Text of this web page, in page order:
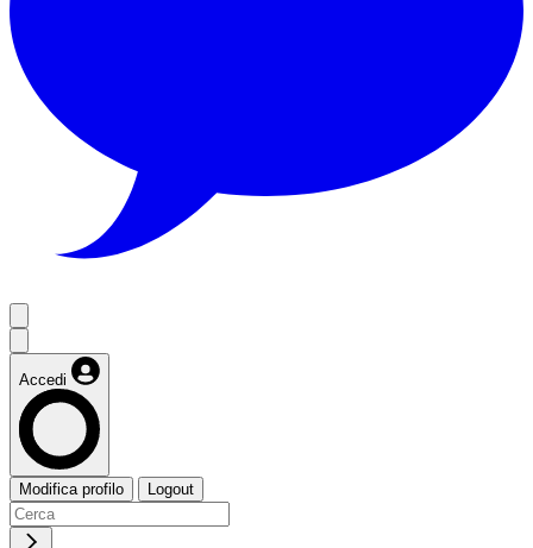
Accedi
Modifica profilo Logout